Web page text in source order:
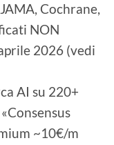
Cochrane,
NON
2026 (vedi
AI su 220+
~10€/m